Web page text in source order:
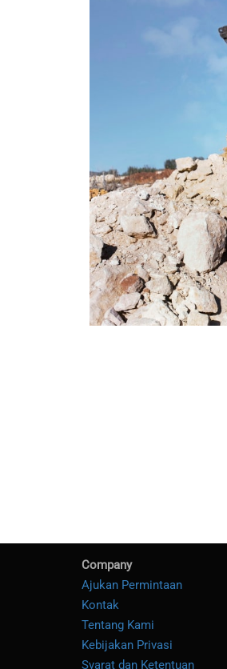
Company
Ajukan Permintaan
Kontak
Tentang Kami
Kebijakan Privasi
Syarat dan Ketentuan